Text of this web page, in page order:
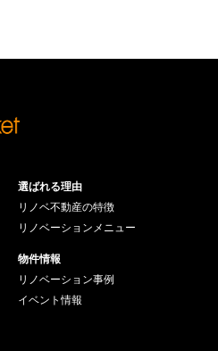
選ばれる理由
リノベ不動産の特徴
リノベーションメニュー
物件情報
リノベーション事例
イベント情報